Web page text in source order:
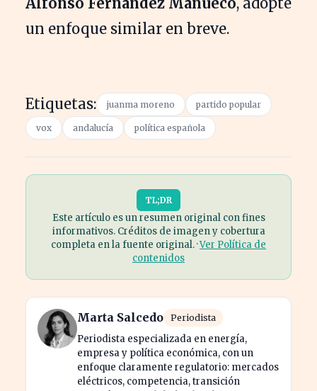
un enfoque similar en breve.
Etiquetas: juanma moreno partido popular
vox andalucía política española
TL;DR
Este artículo es un resumen original con fines
informativos. Créditos de imagen y cobertura
completa en la fuente original. ·Ver Política de
contenidos
Marta Salcedo Periodista
Periodista especializada en energía,
empresa y política económica, con un
enfoque claramente regulatorio: mercados
eléctricos, competencia, transición